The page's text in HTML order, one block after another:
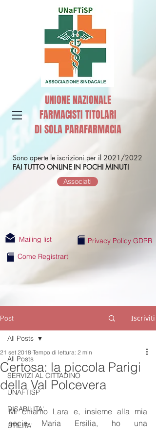
UNIONE NAZIONALE
FARMACISTI TITOLARI
DI SOLA PARAFARMACIA
Sono aperte le iscrizioni per il 2021/2022
FAI TUTTO ONLINE IN POCHI MINUTI
Associati
Privacy Policy GDPR
Mailing list
Come Registrarti
Post Iscriviti
All Posts
SERVIZI AL CITTADINO
UNAFTISP
DISABILITA'
UTILITA'
All Posts
Certosa: la piccola Parigi
della Val Polcevera
21 set 2018 Tempo di lettura: 2 min
Mi chiamo Lara e, insieme alla mia
socia Maria Ersilia, ho una